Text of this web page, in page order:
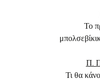
Το
Π.
Τι θα